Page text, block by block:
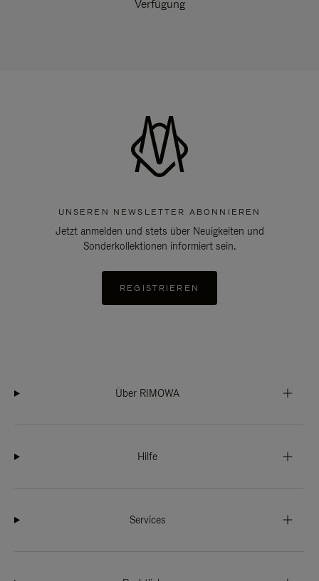
Verfügung
UNSEREN NEWSLETTER ABONNIEREN
Jetzt anmelden und stets über Neuigkeiten und
Sonderkollektionen informiert sein.
REGISTRIEREN
Über RIMOWA
Hilfe
Services